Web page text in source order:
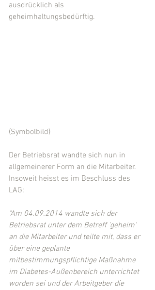
ausdrücklich als
geheimhaltungsbedürftig.
(Symbolbild)
Der Betriebsrat wandte sich nun in
allgemeinerer Form an die Mitarbeiter.
Insoweit heisst es im Beschluss des
LAG:
"Am 04.09.2014 wandte sich der
Betriebsrat unter dem Betreff 'geheim'
an die Mitarbeiter und teilte mit, dass er
über eine geplante
mitbestimmungspflichtige Maßnahme
im Diabetes-Außenbereich unterrichtet
worden sei und der Arbeitgeber die